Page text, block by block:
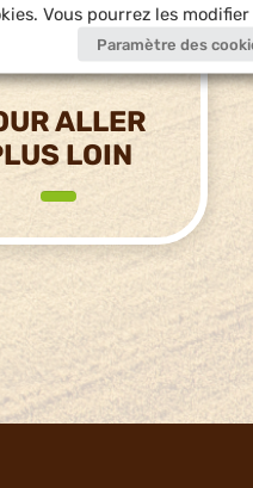
ALLER
LOIN
Vous pourrez les
Paramètre des